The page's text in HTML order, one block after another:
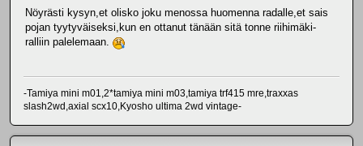
Nöyrästi kysyn,et olisko joku menossa huomenna radalle,et sais
pojan tyytyväiseksi,kun en ottanut tänään sitä tonne riihimäki-
ralliin palelemaan.
-Tamiya mini m01,2*tamiya mini m03,tamiya trf415 mre,traxxas
slash2wd,axial scx10,Kyosho ultima 2wd vintage-